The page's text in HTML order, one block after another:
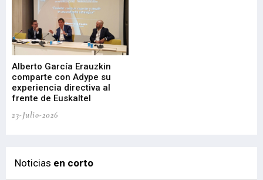
Alberto García Erauzkin
comparte con Adype su
experiencia directiva al
frente de Euskaltel
23-Julio-2026
Noticias en corto